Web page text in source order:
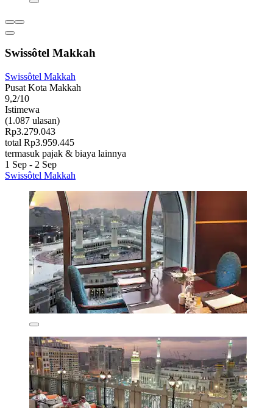
Swissôtel Makkah
Swissôtel Makkah
Pusat Kota Makkah
9,2/10
Istimewa
(1.087 ulasan)
Rp3.279.043
total Rp3.959.445
termasuk pajak & biaya lainnya
1 Sep - 2 Sep
Swissôtel Makkah